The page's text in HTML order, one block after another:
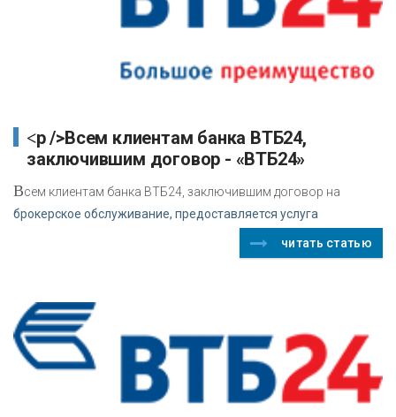
<p />Всем клиентам банка ВТБ24,
заключившим договор - «ВТБ24»
Всем клиентам банка ВТБ24, заключившим договор на
брокерское обслуживание, предоставляется услуга
читать статью